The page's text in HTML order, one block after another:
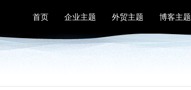
首页 企业主题 外贸主题 博客主题